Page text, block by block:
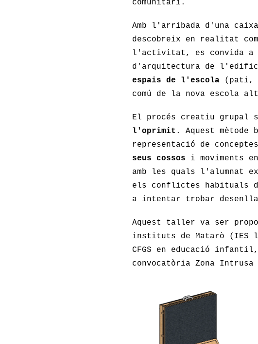
comunitari.
Amb l'arribada d'una
descobreix en realitat
l'activitat, es convida a
d'arquitectura de
espais de l'escola (pati,
comú de la nova escola
El procés creatiu grupal
l'oprimit . Aquest mètode
representació de
seus cossos i moviments
amb les quals l'alumnat
els conflictes habituals
a intentar trobar
Aquest taller va ser
instituts de Matarò (IES
CFGS en educació
convocatòria Zona Intrusa